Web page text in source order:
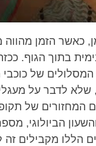
כאשר הזמן מהווה
בתוך הגוף.
המסלולים של
לדבר על
המחזורים של
הביולוגי,
הללו מקבילים